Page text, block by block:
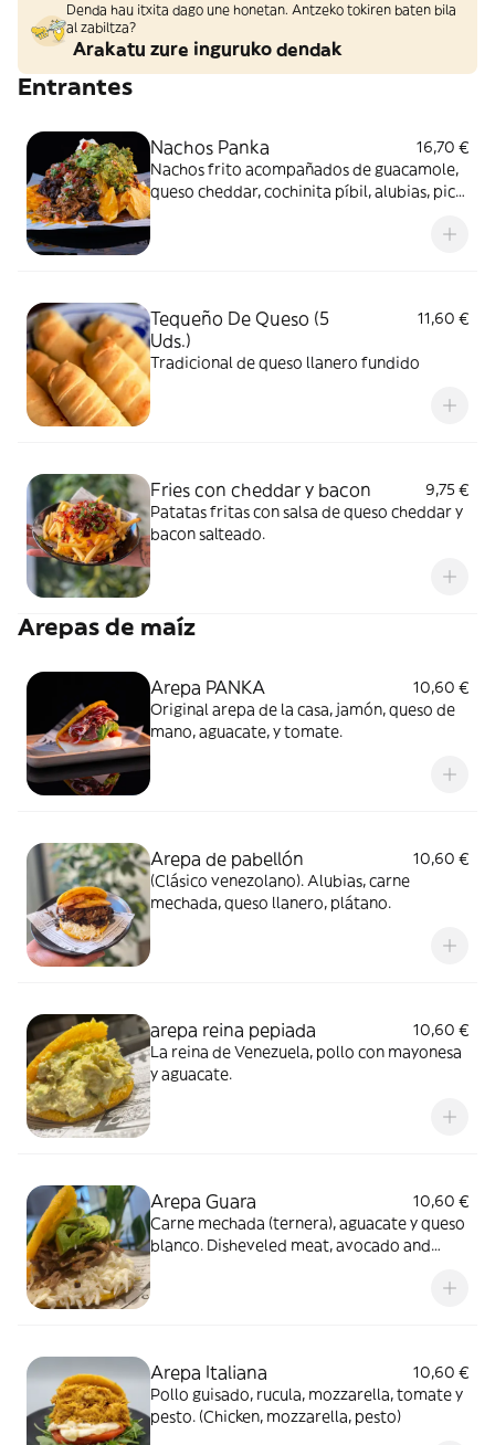
Denda hau itxita dago une honetan. Antzeko tokiren baten bila
al zabiltza?
Arakatu zure inguruko dendak
Entrantes
Nachos Panka
16,70 €
Nachos frito acompañados de guacamole,
queso cheddar, cochinita píbil, alubias, pico
Tequeño De Queso (5
Uds.)
11,60 €
Tradicional de queso llanero fundido
Fries con cheddar y bacon
9,75 €
Patatas fritas con salsa de queso cheddar y
bacon salteado.
Arepas de maíz
Arepa PANKA
10,60 €
Original arepa de la casa, jamón, queso de
mano, aguacate, y tomate.
Arepa de pabellón
10,60 €
(Clásico venezolano). Alubias, carne
mechada, queso llanero, plátano.
arepa reina pepiada
10,60 €
La reina de Venezuela, pollo con mayonesa
y aguacate.
Arepa Guara
10,60 €
Carne mechada (ternera), aguacate y queso
blanco. Disheveled meat, avocado and
Arepa Italiana
10,60 €
Pollo guisado, rucula, mozzarella, tomate y
pesto. (Chicken, mozzarella, pesto)